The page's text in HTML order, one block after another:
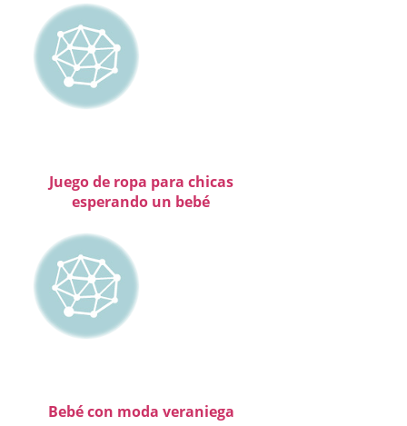
Juego de ropa para chicas
esperando un bebé
Bebé con moda veraniega